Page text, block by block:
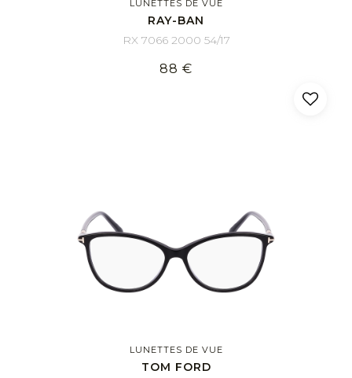
LUNETTES DE VUE
RAY-BAN
RX 7066 2000 54/17
88 €
LUNETTES DE VUE
TOM FORD